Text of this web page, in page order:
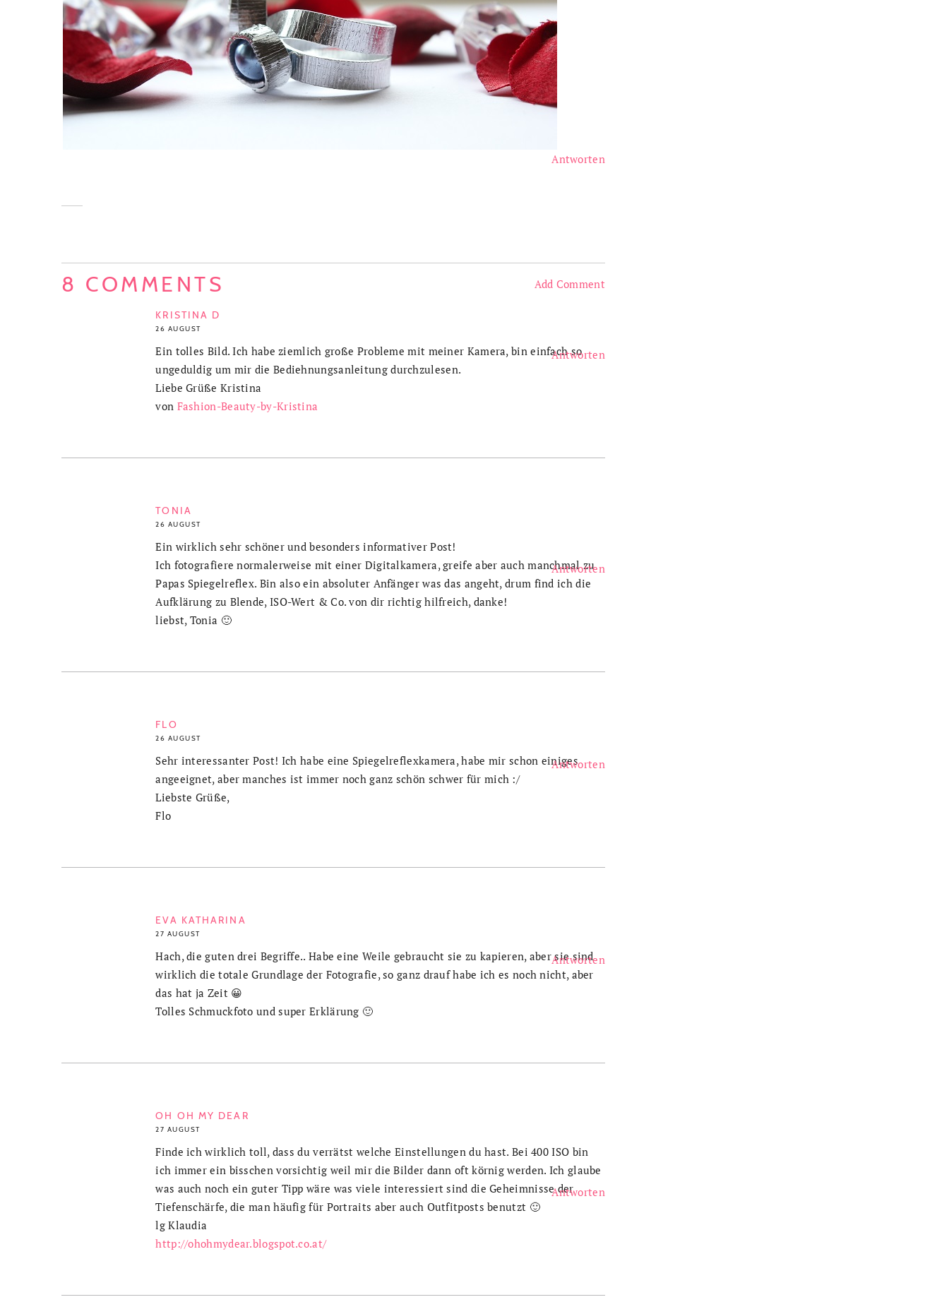
8 COMMENTS Add Comment
KRISTINA D
26 AUGUST
Antworten
Ein tolles Bild. Ich habe ziemlich große Probleme mit meiner Kamera, bin einfach so
ungeduldig um mir die Bediehnungsanleitung durchzulesen.
Liebe Grüße Kristina
von Fashion-Beauty-by-Kristina
TONIA
26 AUGUST
Antworten
Ein wirklich sehr schöner und besonders informativer Post!
Ich fotografiere normalerweise mit einer Digitalkamera, greife aber auch manchmal zu
Papas Spiegelreflex. Bin also ein absoluter Anfänger was das angeht, drum find ich die
Aufklärung zu Blende, ISO-Wert & Co. von dir richtig hilfreich, danke!
liebst, Tonia 🙂
FLO
26 AUGUST
Antworten
Sehr interessanter Post! Ich habe eine Spiegelreflexkamera, habe mir schon einiges
angeeignet, aber manches ist immer noch ganz schön schwer für mich :/
Liebste Grüße,
Flo
EVA KATHARINA
27 AUGUST
Antworten
Hach, die guten drei Begriffe.. Habe eine Weile gebraucht sie zu kapieren, aber sie sind
wirklich die totale Grundlage der Fotografie, so ganz drauf habe ich es noch nicht, aber
das hat ja Zeit 😀
Tolles Schmuckfoto und super Erklärung 🙂
OH OH MY DEAR
27 AUGUST
Antworten
Finde ich wirklich toll, dass du verrätst welche Einstellungen du hast. Bei 400 ISO bin
ich immer ein bisschen vorsichtig weil mir die Bilder dann oft körnig werden. Ich glaube
was auch noch ein guter Tipp wäre was viele interessiert sind die Geheimnisse der
Tiefenschärfe, die man häufig für Portraits aber auch Outfitposts benutzt 🙂
lg Klaudia
http://ohohmydear.blogspot.co.at/
Antworten